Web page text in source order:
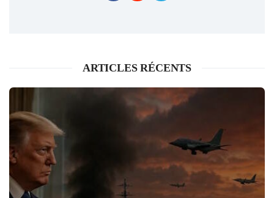
ARTICLES RÉCENTS